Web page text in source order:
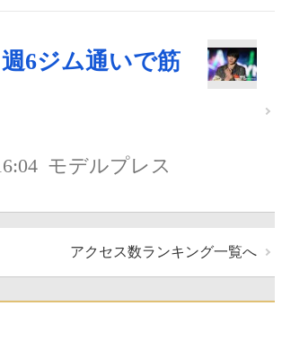
6ジム通いで筋
モデルプレス
アクセス数ランキング一覧へ